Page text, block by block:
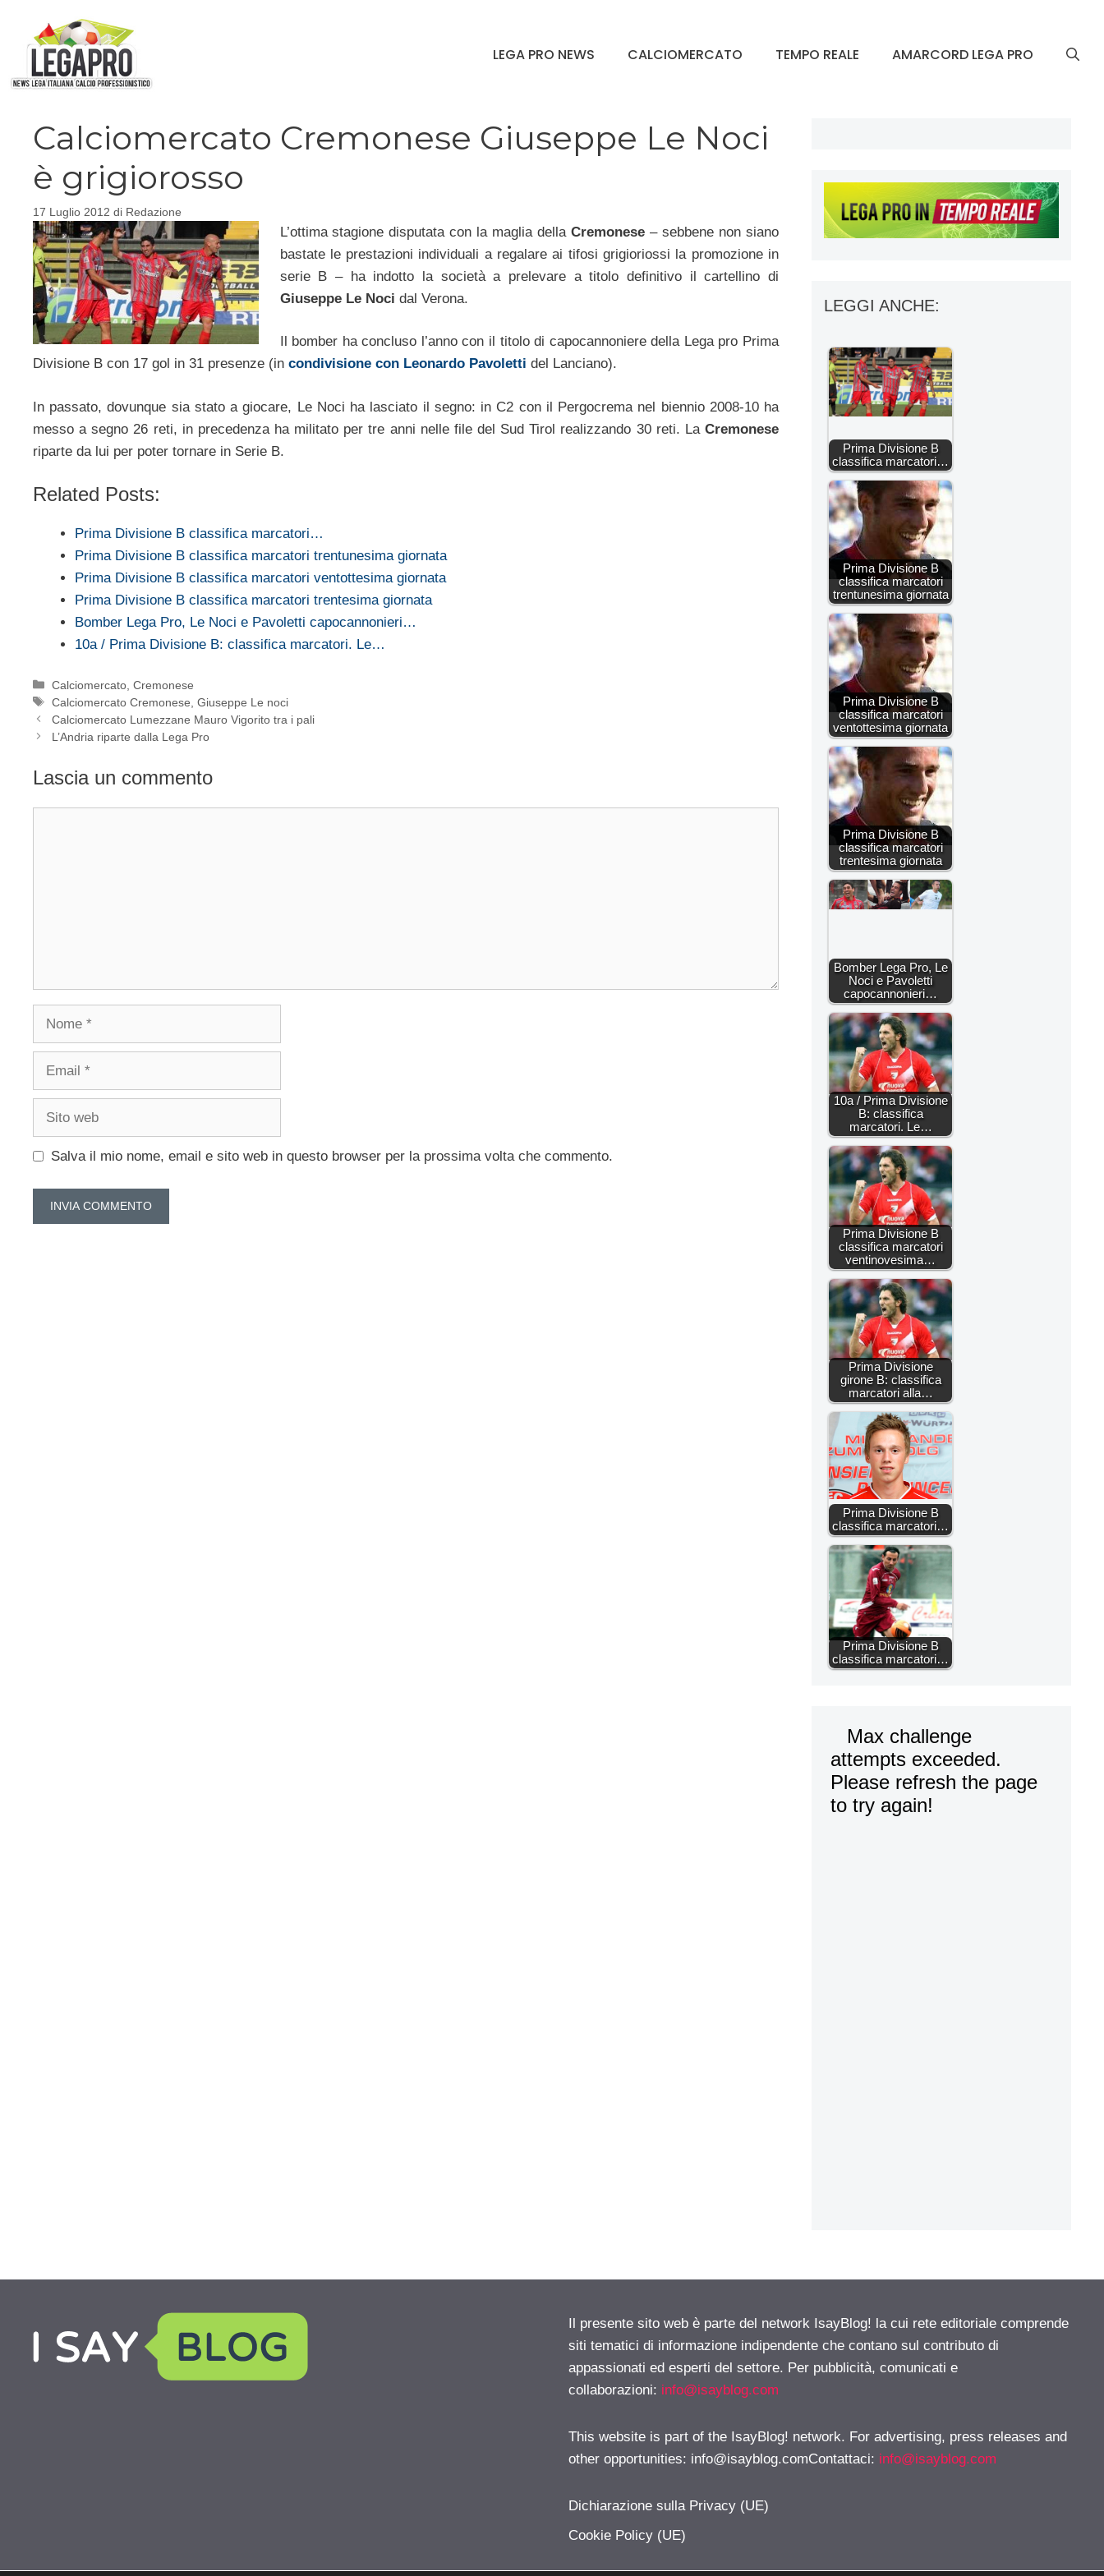
contenuto
LEGA PRO NEWS CALCIOMERCATO TEMPO REALE AMARCORD LEGA PRO
Calciomercato Cremonese Giuseppe Le Noci
è grigiorosso
17 Luglio 2012 di Redazione
L’ottima stagione disputata con la maglia dellaCremonese – sebbene non siano
bastate le prestazioni individuali a regalare ai tifosi grigioriossi la promozione in
serie B – ha indotto la società a prelevare a titolo definitivo il cartellino di
Giuseppe Le Noci dal Verona.
Il bomber ha concluso l’anno con il titolo di capocannoniere della Lega pro Prima
Divisione B con 17 gol in 31 presenze (in condivisione con Leonardo Pavoletti del Lanciano).
In passato, dovunque sia stato a giocare, Le Noci ha lasciato il segno: in C2 con il Pergocrema nel biennio 2008-10 ha
messo a segno 26 reti, in precedenza ha militato per tre anni nelle file del Sud Tirol realizzando 30 reti. La Cremonese
riparte da lui per poter tornare in Serie B.
Related Posts:
Prima Divisione B classifica marcatori…
Prima Divisione B classifica marcatori trentunesima giornata
Prima Divisione B classifica marcatori ventottesima giornata
Prima Divisione B classifica marcatori trentesima giornata
Bomber Lega Pro, Le Noci e Pavoletti capocannonieri…
10a / Prima Divisione B: classifica marcatori. Le…
Categorie
Calciomercato ,Cremonese
Tag
Calciomercato Cremonese ,Giuseppe Le noci
Calciomercato Lumezzane Mauro Vigorito tra i pali
L’Andria riparte dalla Lega Pro
Lascia un commento
Nome
Email
Sito
Salva il mio nome, email e sito web in questo browser per la prossima volta che commento.
LEGGI ANCHE:
Prima Divisione B
classifica marcatori…
Prima Divisione B
classifica marcatori
trentunesima giornata
Prima Divisione B
classifica marcatori
ventottesima giornata
Prima Divisione B
classifica marcatori
trentesima giornata
Bomber Lega Pro, Le
Noci e Pavoletti
capocannonieri…
10a / Prima Divisione
B: classifica
marcatori. Le…
Prima Divisione B
classifica marcatori
ventinovesima…
Prima Divisione
girone B: classifica
marcatori alla…
Prima Divisione B
classifica marcatori…
Prima Divisione B
classifica marcatori…
Il presente sito web è parte del network IsayBlog! la cui rete editoriale comprende
siti tematici di informazione indipendente che contano sul contributo di
appassionati ed esperti del settore. Per pubblicità, comunicati e
collaborazioni: info@isayblog.com
This website is part of the IsayBlog! network. For advertising, press releases and
other opportunities: info@isayblog.comContattaci: info@isayblog.com
Dichiarazione sulla Privacy (UE)
Cookie Policy (UE)